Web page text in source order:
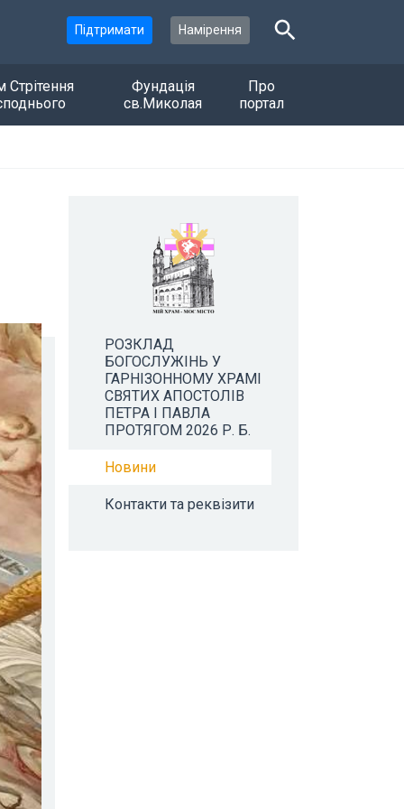
Підтримати Намірення
Стрітення
Фундація
св.Миколая
Про
портал
РОЗКЛАД
БОГОСЛУЖІНЬ У
ГАРНІЗОННОМУ ХРАМІ
СВЯТИХ АПОСТОЛІВ
ПЕТРА І ПАВЛА
ПРОТЯГОМ 2026 Р. Б.
Новини
Контакти та реквізити